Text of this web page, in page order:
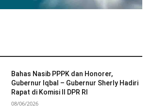
Bahas Nasib PPPK dan Honorer,
Gubernur Iqbal – Gubernur Sherly Hadiri
Rapat di Komisi II DPR RI
08/06/2026